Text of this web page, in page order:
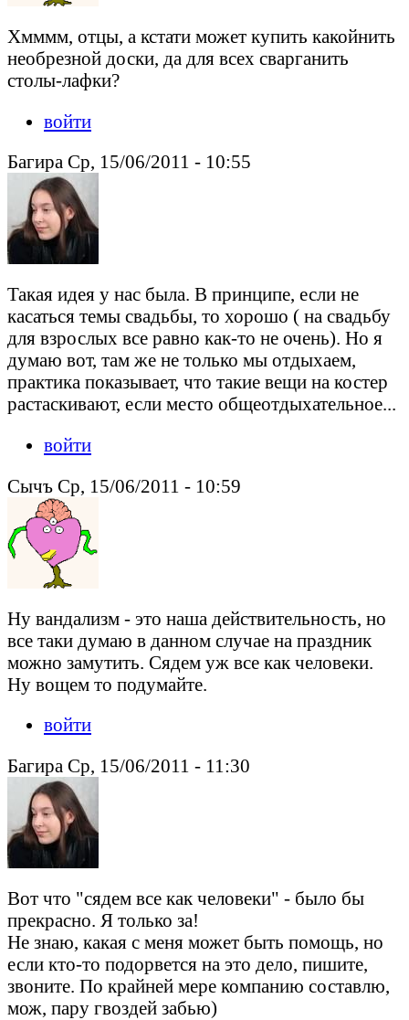
Хмммм, отцы, а кстати может купить какойнить
необрезной доски, да для всех сварганить
столы-лафки?
войти
Багира Ср, 15/06/2011 - 10:55
Такая идея у нас была. В принципе, если не
касаться темы свадьбы, то хорошо ( на свадьбу
для взрослых все равно как-то не очень). Но я
думаю вот, там же не только мы отдыхаем,
практика показывает, что такие вещи на костер
растаскивают, если место общеотдыхательное...
войти
Сычъ Ср, 15/06/2011 - 10:59
Ну вандализм - это наша действительность, но
все таки думаю в данном случае на праздник
можно замутить. Сядем уж все как человеки.
Ну вощем то подумайте.
войти
Багира Ср, 15/06/2011 - 11:30
Вот что "сядем все как человеки" - было бы
прекрасно. Я только за!
Не знаю, какая с меня может быть помощь, но
если кто-то подорвется на это дело, пишите,
звоните. По крайней мере компанию составлю,
мож, пару гвоздей забью)